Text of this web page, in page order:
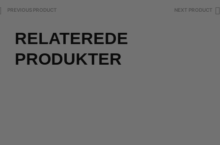
PREVIOUS PRODUCT NEXT PRODUCT
RELATEREDE
PRODUKTER